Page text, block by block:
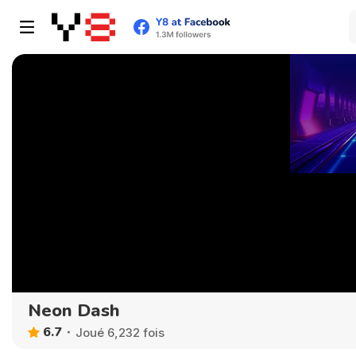
Neon Dash
6.7 Joué 6,232 fois